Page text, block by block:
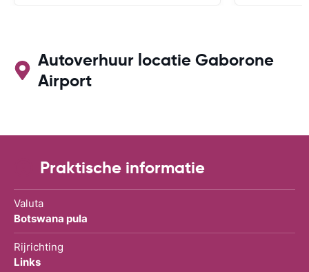
Autoverhuur locatie Gaborone
Airport
Praktische informatie
Valuta
Botswana pula
Rijrichting
Links